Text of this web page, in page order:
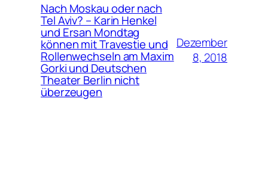
Nach Moskau oder nach
Tel Aviv? – Karin Henkel
und Ersan Mondtag
können mit Travestie und
Rollenwechseln am Maxim
Gorki und Deutschen
Theater Berlin nicht
überzeugen
Dezember
8, 2018